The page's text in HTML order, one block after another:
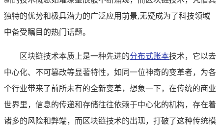
独特的优势和极具潜力的广泛应用前景,无疑成为了科技领域
中备受瞩目的热门话题。
区块链技术本质上是一种先进的分布式账本技术，它以去
中心化、不可篡改等显著特性，如同一位神奇的变革者，为各
个行业带来了前所未有的全新变革，想象一下，在传统的商业
世界里，信息的传递和存储往往依赖于中心化的机构，存在着
诸多的风险和弊端，而区块链技术的出现，打破了这种传统模